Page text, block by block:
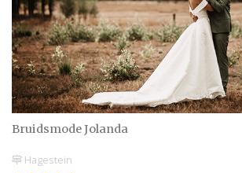
Bruidsmode Jolanda
Hagestein